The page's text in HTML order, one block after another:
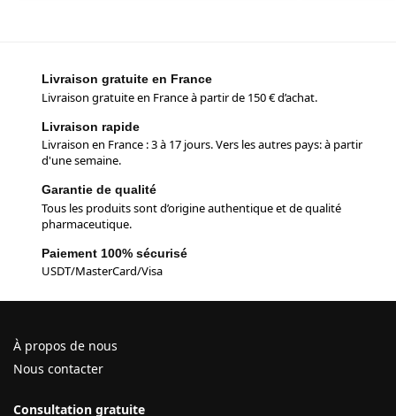
Livraison gratuite en France
Livraison gratuite en France à partir de 150 € d’achat.
Livraison rapide
Livraison en France : 3 à 17 jours. Vers les autres pays: à partir
d'une semaine.
Garantie de qualité
Tous les produits sont d’origine authentique et de qualité
pharmaceutique.
Paiement 100% sécurisé
USDT/MasterCard/Visa
À propos de nous
Nous contacter
Consultation gratuite